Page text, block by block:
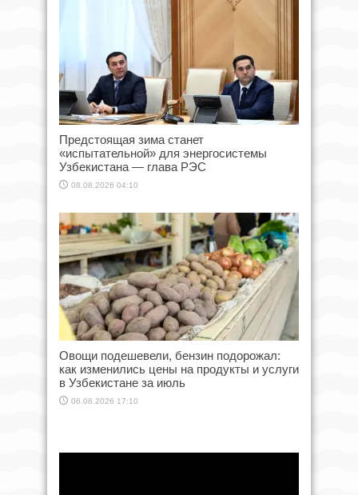
Предстоящая зима станет
«испытательной» для энергосистемы
Узбекистана — глава РЭС
08.08.2026 04:10
Овощи подешевели, бензин подорожал:
как изменились цены на продукты и услуги
в Узбекистане за июль
06.08.2026 17:10